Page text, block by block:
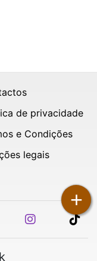
+
de privacidade
e Condições
legais
instagram